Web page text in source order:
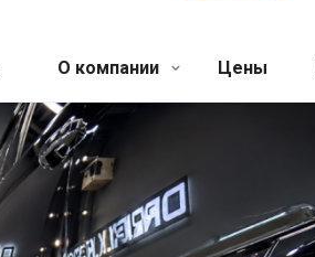
О компании Цены